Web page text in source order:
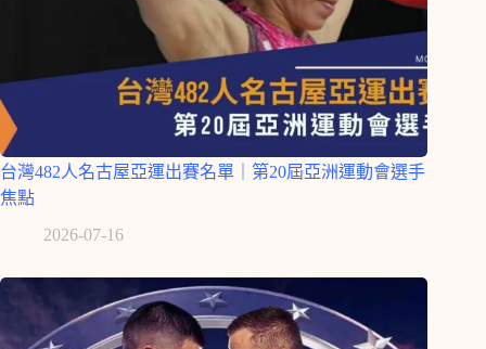
台灣482人名古屋亞運出賽名單｜第20屆亞洲運動會選手
焦點
2026-07-16